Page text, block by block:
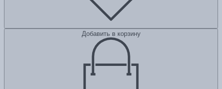
Добавить в корзину